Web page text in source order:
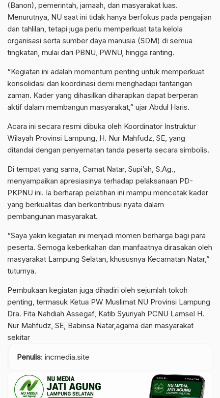
(Banon), pemerintah, jamaah, dan masyarakat luas.
Menurutnya, NU saat ini tidak hanya berfokus pada pengajian
dan tahlilan, tetapi juga perlu memperkuat tata kelola
organisasi serta sumber daya manusia (SDM) di semua
tingkatan, mulai dari PBNU, PWNU, hingga ranting.
“Kegiatan ini adalah momentum penting untuk memperkuat
konsolidasi dan koordinasi demi menghadapi tantangan
zaman. Kader yang dihasilkan diharapkan dapat berperan
aktif dalam membangun masyarakat,” ujar Abdul Haris.
Acara ini secara resmi dibuka oleh Koordinator Instruktur
Wilayah Provinsi Lampung, H. Nur Mahfudz, SE, yang
ditandai dengan penyematan tanda peserta secara simbolis.
Di tempat yang sama, Camat Natar, Supi’ah, S.Ag.,
menyampaikan apresiasinya terhadap pelaksanaan PD-
PKPNU ini. Ia berharap pelatihan ini mampu mencetak kader
yang berkualitas dan berkontribusi nyata dalam
pembangunan masyarakat.
“Saya yakin kegiatan ini menjadi momen berharga bagi para
peserta. Semoga keberkahan dan manfaatnya dirasakan oleh
masyarakat Lampung Selatan, khususnya Kecamatan Natar,”
tuturnya.
Pembukaan kegiatan juga dihadiri oleh sejumlah tokoh
penting, termasuk Ketua PW Muslimat NU Provinsi Lampung
Dra. Fita Nahdiah Assegaf, Katib Syuriyah PCNU Lamsel H.
Nur Mahfudz, SE, Babinsa Natar,agama dan masyarakat
sekitar
Penulis: incmedia.site